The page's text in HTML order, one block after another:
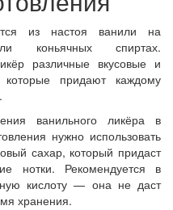
из настоя ванили на
коньячных спиртах.
различные вкусовые и
которые придают каждому
ванильного ликёра в
нужно использовать
сахар, который придаст
нотки. Рекомендуется в
кислоту — она не даст
хранения.